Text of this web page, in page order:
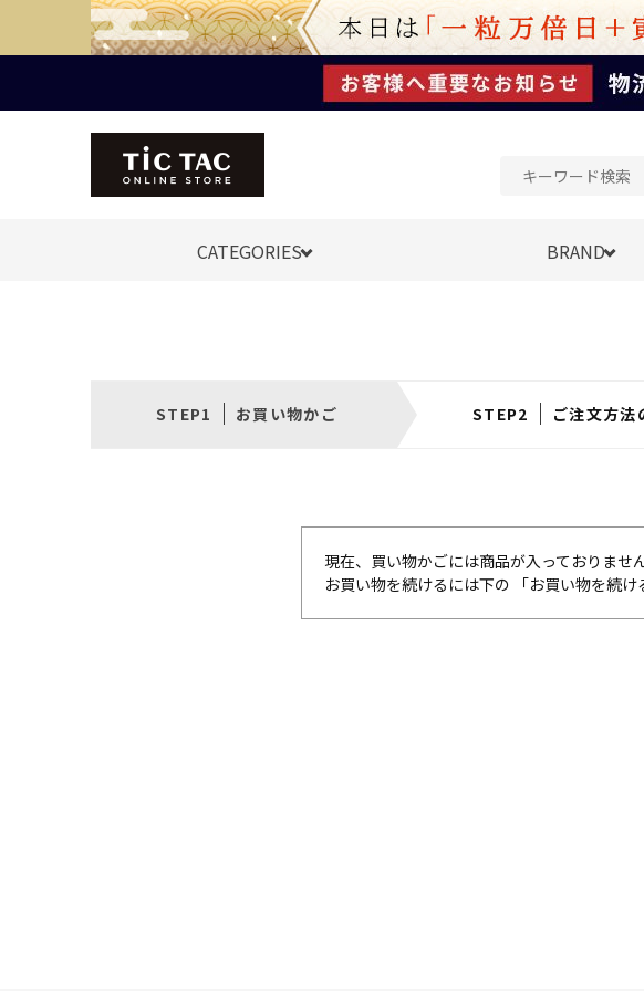
CATEGORIES BRAND
お買い物かご ご注文方法
現在、買い物かごには商品が入っておりません
お買い物を続けるには下の 「お買い物を続け